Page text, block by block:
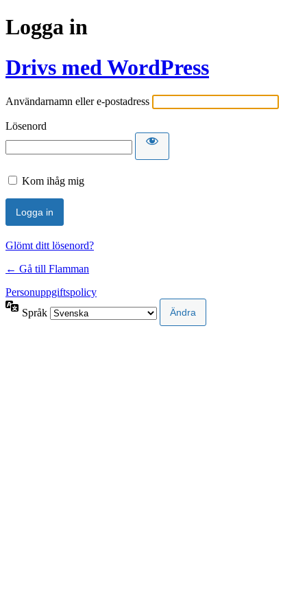
Logga in
Drivs med WordPress
Användarnamn eller e-postadress
Lösenord
Kom ihåg mig
Glömt ditt lösenord?
← Gå till Flamman
Personuppgiftspolicy
Språk